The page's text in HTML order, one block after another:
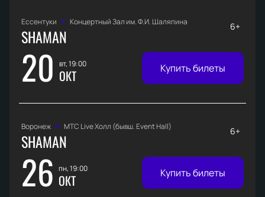
Ессентуки Концертный Зал им. Ф.И. Шаляпина
SHAMAN
20 вт, 19:00
ОКТ
6+
Купить билеты
Воронеж МТС Live Холл (бывш. Event Hall)
SHAMAN
26 пн, 19:00
ОКТ
6+
Купить билеты